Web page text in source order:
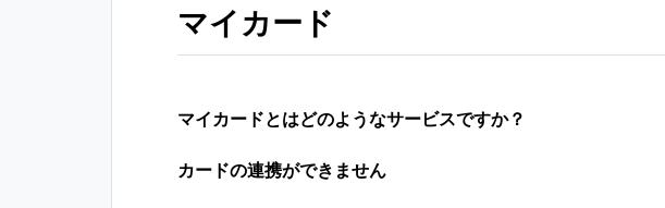
マイカード
マイカードとはどのようなサービスですか？
カードの連携ができません